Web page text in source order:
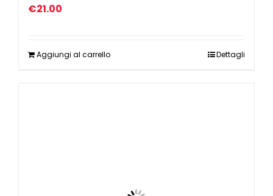
€21.00
Aggiungi al carrello Dettagli